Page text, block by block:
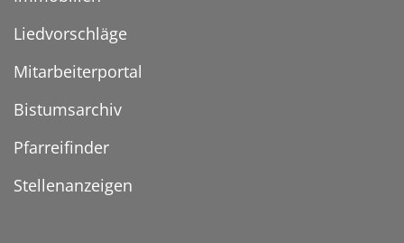
Liedvorschläge
Mitarbeiterportal
Bistumsarchiv
Pfarreifinder
Stellenanzeigen